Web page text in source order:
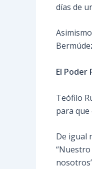
días de
El
Teófilo
para
De igual